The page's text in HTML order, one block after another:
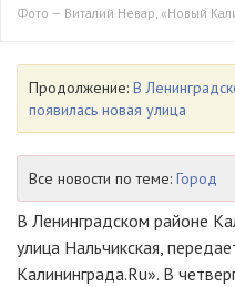
Фото — Виталий Невар, «Новый
Продолжение: В
появилась новая улица
Все новости по теме: Город
В Ленинградском районе
улица Нальчикская,
Калининграда.Ru». В